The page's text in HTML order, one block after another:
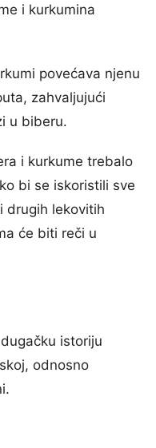
i kurkumina
povećava njenu
zahvaljujući
u biberu.
i kurkume trebalo
bi se iskoristili sve
drugih lekovitih
će biti reči u
istoriju
odnosno